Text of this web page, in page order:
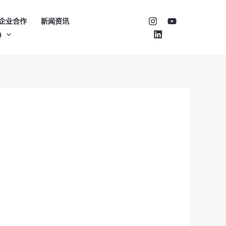
业合作
新闻资讯